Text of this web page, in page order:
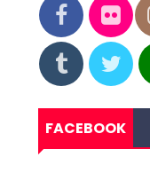
FACEBOOK